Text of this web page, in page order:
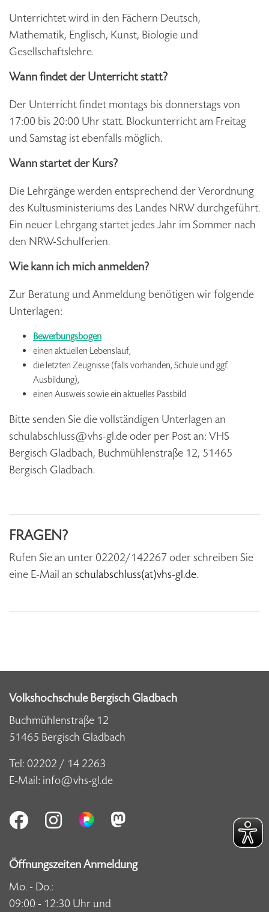
Unterrichtet wird in den Fächern Deutsch,
Mathematik, Englisch, Kunst, Biologie und
Gesellschaftslehre.
Wann findet der Unterricht statt?
Der Unterricht findet montags bis donnerstags von
17:00 bis 20:00 Uhr statt. Blockunterricht am Freitag
und Samstag ist ebenfalls möglich.
Wann startet der Kurs?
Die Lehrgänge werden entsprechend der Verordnung
des Kultusministeriums des Landes NRW durchgeführt.
Ein neuer Lehrgang startet jedes Jahr im Sommer nach
den NRW-Schulferien.
Wie kann ich mich anmelden?
Zur Beratung und Anmeldung benötigen wir folgende
Unterlagen:
Bewerbungsbogen
einen aktuellen Lebenslauf,
die letzten Zeugnisse (falls vorhanden, Schule und ggf.
Ausbildung),
einen Ausweis sowie ein aktuelles Passbild
Bitte senden Sie die vollständigen Unterlagen an
schulabschluss@vhs-gl.de oder per Post an: VHS
Bergisch Gladbach, Buchmühlenstraße 12, 51465
Bergisch Gladbach.
FRAGEN?
Rufen Sie an unter 02202/142267 oder schreiben Sie
eine E-Mail an schulabschluss(at)vhs-gl.de.
Volkshochschule Bergisch Gladbach
Buchmühlenstraße 12
51465 Bergisch Gladbach
Tel: 02202 / 14 2263
E-Mail: info@vhs-gl.de
Öffnungszeiten Anmeldung
Mo. - Do.:
09:00 - 12:30 Uhr und